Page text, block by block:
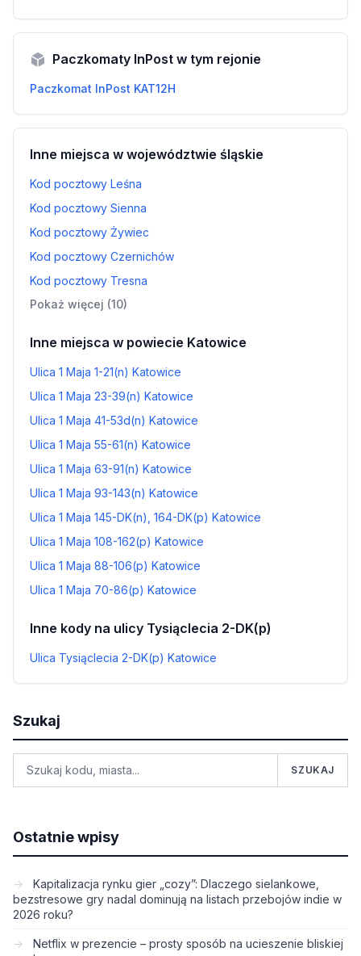
Paczkomaty InPost w tym rejonie
Paczkomat InPost KAT12H
Inne miejsca w województwie śląskie
Kod pocztowy Leśna
Kod pocztowy Sienna
Kod pocztowy Żywiec
Kod pocztowy Czernichów
Kod pocztowy Tresna
Pokaż więcej (10)
Inne miejsca w powiecie Katowice
Ulica 1 Maja 1-21(n) Katowice
Ulica 1 Maja 23-39(n) Katowice
Ulica 1 Maja 41-53d(n) Katowice
Ulica 1 Maja 55-61(n) Katowice
Ulica 1 Maja 63-91(n) Katowice
Ulica 1 Maja 93-143(n) Katowice
Ulica 1 Maja 145-DK(n), 164-DK(p) Katowice
Ulica 1 Maja 108-162(p) Katowice
Ulica 1 Maja 88-106(p) Katowice
Ulica 1 Maja 70-86(p) Katowice
Inne kody na ulicy Tysiąclecia 2-DK(p)
Ulica Tysiąclecia 2-DK(p) Katowice
Szukaj
SZUKAJ
Ostatnie wpisy
Kapitalizacja rynku gier „cozy”: Dlaczego sielankowe,
bezstresowe gry nadal dominują na listach przebojów indie w
2026 roku?
Netflix w prezencie – prosty sposób na ucieszenie bliskiej